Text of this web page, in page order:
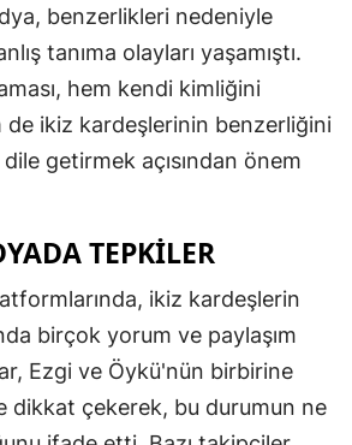
benzerlikleri nedeniyle
tanıma olayları yaşamıştı.
hem kendi kimliğini
de ikiz kardeşlerinin benzerliğini
getirmek açısından önem
TEPKILER
ikiz kardeşlerin
birçok yorum ve paylaşım
Ezgi ve Öykü'nün birbirine
dikkat çekerek, bu durumun ne